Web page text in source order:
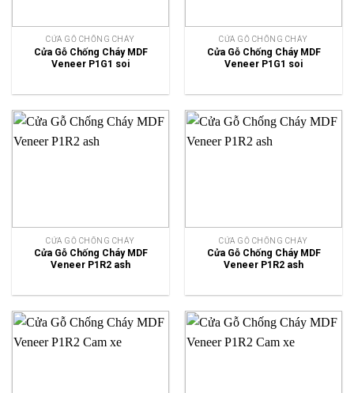
CỬA GỖ CHỐNG CHÁY
Cửa Gỗ Chống Cháy MDF
Veneer P1G1 soi
CỬA GỖ CHỐNG CHÁY
Cửa Gỗ Chống Cháy MDF
Veneer P1G1 soi
CỬA GỖ CHỐNG CHÁY
Cửa Gỗ Chống Cháy MDF
Veneer P1R2 ash
CỬA GỖ CHỐNG CHÁY
Cửa Gỗ Chống Cháy MDF
Veneer P1R2 ash